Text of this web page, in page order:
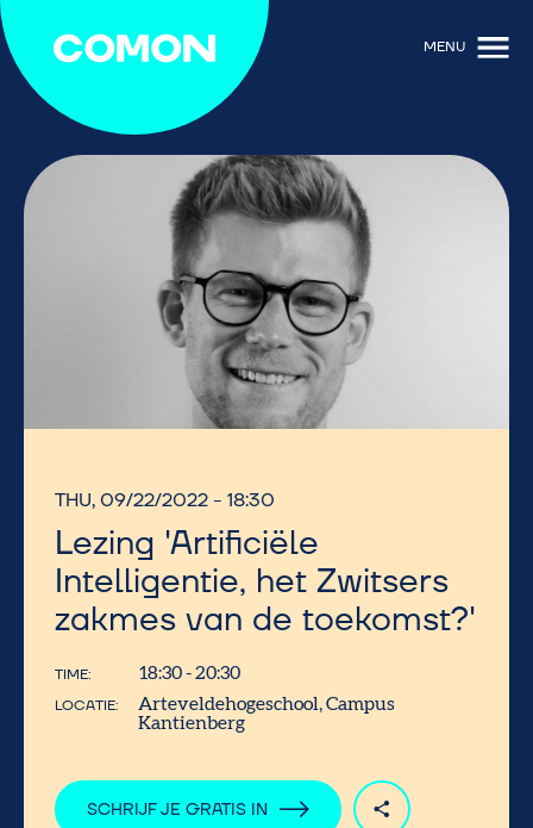
MENU
THU, 09/22/2022 - 18:30
Lezing 'Artificiële
Intelligentie, het Zwitsers
zakmes van de toekomst?'
TIME 18:30 - 20:30
LOCATIE
Arteveldehogeschool, Campus
Kantienberg
SCHRIJF JE GRATIS IN